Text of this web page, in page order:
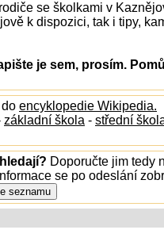
se školkami v
k dispozici, tak i tipy,
je sem, prosím.
encyklopedie Wikipedia.
základní škola - střední
Doporučte jim tedy
se po odeslání